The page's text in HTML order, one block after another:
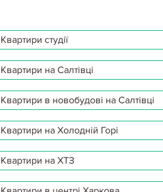
Квартири студії
Квартири на Салтівці
Квартири в новобудові на Салтівці
Квартири на Холодній Горі
Квартири на ХТЗ